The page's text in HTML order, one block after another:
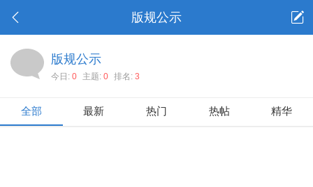
版规公示
版规公示
今日: 0 主题: 0 排名: 3
全部 最新 热门 热帖 精华